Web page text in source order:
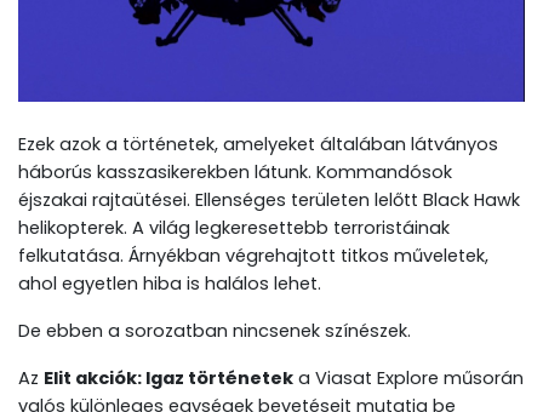
Ezek azok a történetek, amelyeket általában látványos
háborús kasszasikerekben látunk. Kommandósok
éjszakai rajtaütései. Ellenséges területen lelőtt Black Hawk
helikopterek. A világ legkeresettebb terroristáinak
felkutatása. Árnyékban végrehajtott titkos műveletek,
ahol egyetlen hiba is halálos lehet.
De ebben a sorozatban nincsenek színészek.
Az Elit akciók: Igaz történetek a Viasat Explore műsorán
valós különleges egységek bevetéseit mutatja be